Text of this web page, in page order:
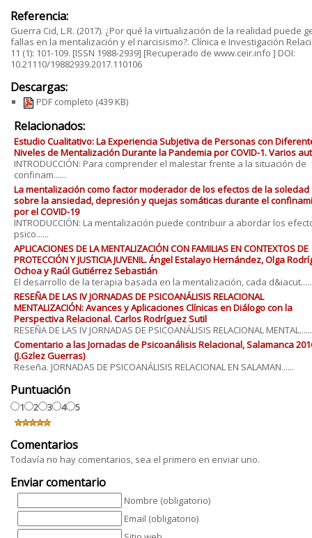
Referencia:
Guerra Cid, L.R. (2017). ¿Por qué la virtualización de la realidad puede
fallas en la mentalización y el narcisismo?. Clínica e Investigación
11 (1): 101-109. [ISSN 1988-2939] [Recuperado de www.ceir.info ] DOI:
10.21110/19882939.2017.110106
Descargas:
PDF completo (439 KB)
Relacionados:
Estudio Cualitativo: La Experiencia Subjetiva de Personas con
Niveles de Mentalización Durante la Pandemia por COVID-1. Varios
INTRODUCCIÓN: Para comprender el malestar frente a la situación de
confinam......
La mentalización como factor moderador de los efectos de la soledad
sobre la ansiedad, depresión y quejas somáticas durante el
por el COVID-19
INTRODUCCIÓN: La mentalización puede contribuir a abordar los
psico......
APLICACIONES DE LA MENTALIZACIÓN CON FAMILIAS EN CONTEXTOS DE
PROTECCIÓN Y JUSTICIA JUVENIL. Ángel Estalayo Hernández, Olga
Ochoa y Raúl Gutiérrez Sebastián
El desarrollo de la terapia basada en la mentalización, cada
RESEÑA DE LAS IV JORNADAS DE PSICOANÁLISIS RELACIONAL
MENTALIZACIÓN: Avances y Aplicaciones Clínicas en Diálogo con la
Perspectiva Relacional. Carlos Rodríguez Sutil
RESEÑA DE LAS IV JORNADAS DE PSICOANÁLISIS RELACIONAL MENTAL......
Comentario a las Jornadas de Psicoanálisis Relacional, Salamanca
(J.Gzlez Guerras)
Reseña. JORNADAS DE PSICOANÁLISIS RELACIONAL EN SALAMAN......
Puntuación
1 2 3 4 5
Comentarios
Todavía no hay comentarios, sea el primero en enviar uno.
Enviar comentario
Nombre (obligatorio)
Email (obligatorio)